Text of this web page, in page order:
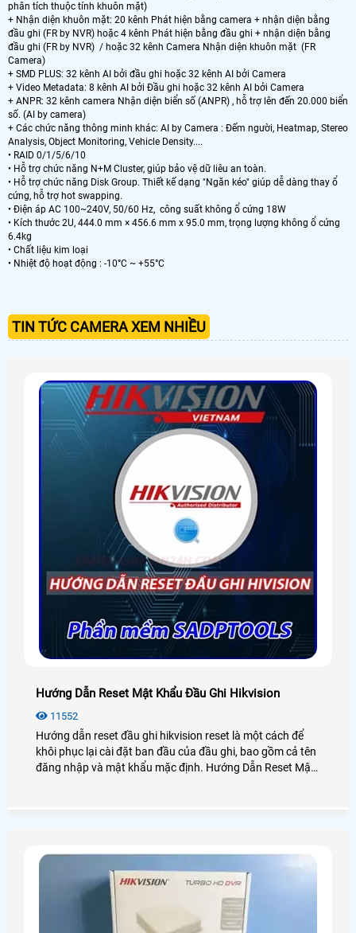
phân tích thuộc tính khuôn mặt)
+ Nhận diện khuôn mặt: 20 kênh Phát hiện bằng camera + nhận diện bằng
đầu ghi (FR by NVR) hoặc 4 kênh Phát hiện bằng đầu ghi + nhận diện bằng
đầu ghi (FR by NVR) / hoặc 32 kênh Camera Nhận diện khuôn mặt (FR
Camera)
+ SMD PLUS: 32 kênh AI bởi đầu ghi hoặc 32 kênh AI bởi Camera
+ Video Metadata: 8 kênh AI bởi Đầu ghi hoặc 32 kênh AI bởi Camera
+ ANPR: 32 kênh camera Nhận diện biển số (ANPR) , hỗ trợ lên đến 20.000 biển
số. (AI by camera)
+ Các chức năng thông minh khác: AI by Camera : Đếm người, Heatmap, Stereo
Analysis, Object Monitoring, Vehicle Density....
• RAID 0/1/5/6/10
• Hỗ trợ chức năng N+M Cluster, giúp bảo vệ dữ liêu an toàn.
• Hỗ trợ chức năng Disk Group. Thiết kế dạng "Ngăn kéo" giúp dễ dàng thay ổ
cứng, hỗ trợ hot swapping.
• Điện áp AC 100~240V, 50/60 Hz, công suất không ổ cứng 18W
• Kích thước 2U, 444.0 mm × 456.6 mm x 95.0 mm, trọng lượng không ổ cứng
6.4kg
• Chất liệu kim loại
• Nhiệt độ hoạt động : -10°C ~ +55°C
TIN TỨC CAMERA XEM NHIỀU
Hướng Dẫn Reset Mật Khẩu Đầu Ghi Hikvision
11552
Hướng dẫn reset đầu ghi hikvision reset là một cách để
khôi phục lại cài đặt ban đầu của đầu ghi, bao gồm cả tên
đăng nhập và mật khẩu mặc định. Hướng Dẫn Reset Mật